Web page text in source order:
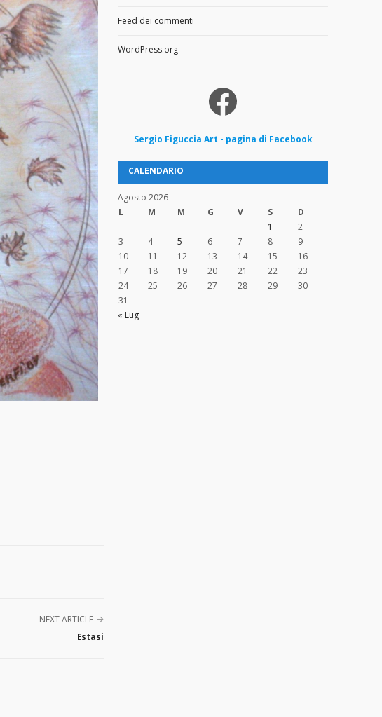
NEXT ARTICLE
Estasi
Feed dei commenti
WordPress.org
Facebook
Sergio Figuccia Art - pagina di Facebook
CALENDARIO
Agosto 2026
L
M M G V S
D
1
2
3
4 5 6 7 8
9
10
11 12 13 14 15
16
17
18 19 20 21 22
23
24
25 26 27 28 29
30
31
« Lug